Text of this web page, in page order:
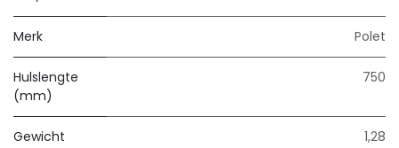
Merk Polet
Hulslengte
(mm)
750
Gewicht 1,28